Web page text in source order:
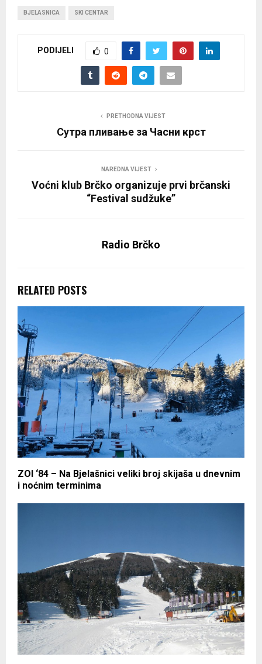
BJELASNICA SKI CENTAR
PODIJELI 0
PRETHODNA VIJEST
Сутра пливање за Часни крст
NAREDNA VIJEST
Voćni klub Brčko organizuje prvi brčanski
“Festival sudžuke”
Radio Brčko
RELATED POSTS
ZOI ‘84 – Na Bjelašnici veliki broj skijaša u dnevnim
i noćnim terminima